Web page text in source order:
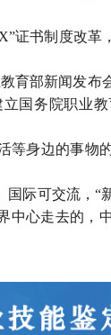
证书制度改革
育部新闻发布
国务院职业
身边的事物
际可交流，“
中心走去的，